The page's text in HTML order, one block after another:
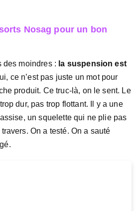
Nosag pour un bon
des moindres : la suspension est
ce n’est pas juste un mot pour
produit. Ce truc-là, on le sent. Le
dur, pas trop flottant. Il y a une
un squelette qui ne plie pas
travers. On a testé. On a sauté